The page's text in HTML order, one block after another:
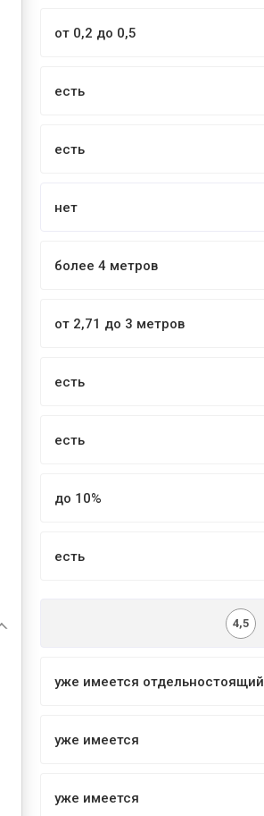
от 0,2 до 0,5
есть
есть
нет
более 4 метров
от 2,71 до 3 метров
есть
есть
до 10%
есть
4,5
уже имеется отдельностоящий
уже имеется
уже имеется